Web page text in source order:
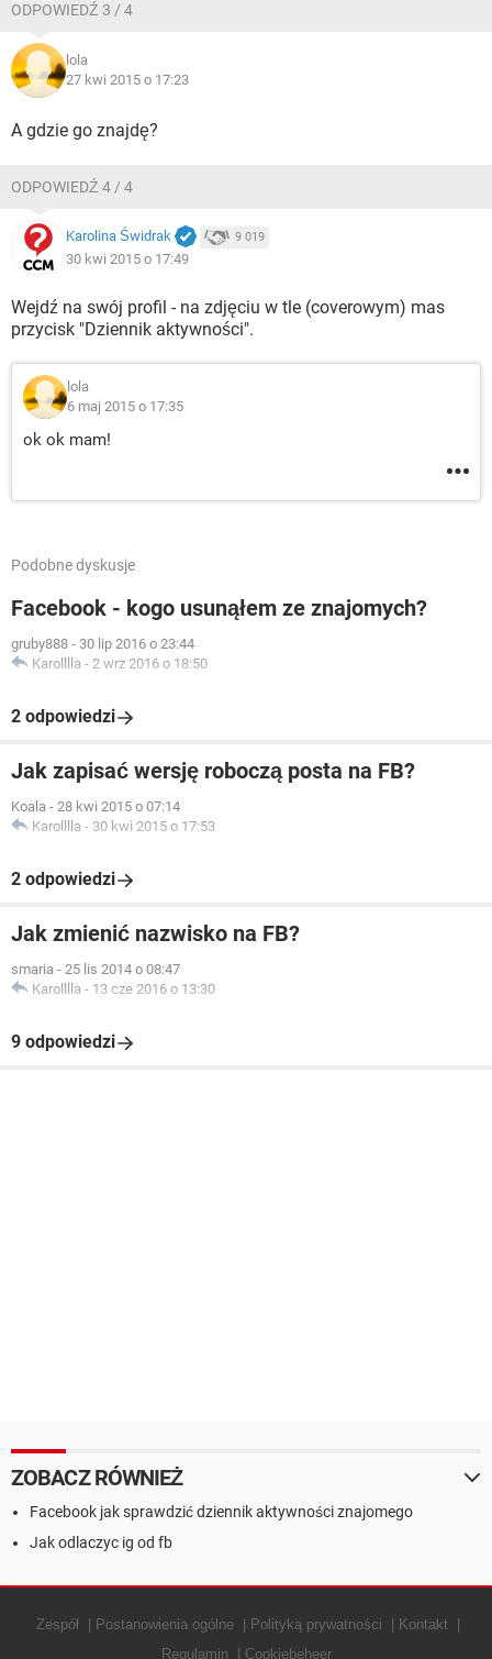
ODPOWIEDŹ 3 / 4
lola
27 kwi 2015 o 17:23
A gdzie go znajdę?
ODPOWIEDŹ 4 / 4
Karolina Świdrak 9 019
30 kwi 2015 o 17:49
Wejdź na swój profil - na zdjęciu w tle (coverowym) mas
przycisk "Dziennik aktywności".
lola
6 maj 2015 o 17:35
ok ok mam!
Podobne dyskusje
Facebook - kogo usunąłem ze znajomych?
gruby888 - 30 lip 2016 o 23:44
Karolllla - 2 wrz 2016 o 18:50
2 odpowiedzi
Jak zapisać wersję roboczą posta na FB?
Koala - 28 kwi 2015 o 07:14
Karolllla - 30 kwi 2015 o 17:53
2 odpowiedzi
Jak zmienić nazwisko na FB?
smaria - 25 lis 2014 o 08:47
Karolllla - 13 cze 2016 o 13:30
9 odpowiedzi
ZOBACZ RÓWNIEŻ
Facebook jak sprawdzić dziennik aktywności znajomego
Jak odlaczyc ig od fb
Zespół Postanowienia ogólne Polityką prywatności
Kontakt
Regulamin
Cookiebeheer